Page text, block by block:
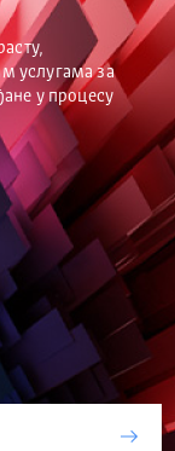
услугама за
у процесу